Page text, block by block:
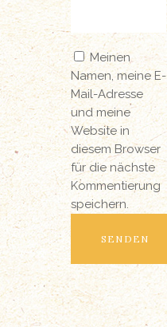
Meinen
Namen, meine E-
Mail-Adresse
und meine
Website in
diesem Browser
für die nächste
Kommentierung
speichern.